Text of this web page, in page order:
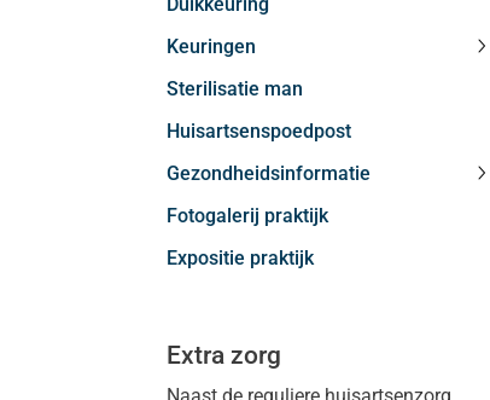
Keuringen
Sterilisatie man
Huisartsenspoedpost
Gezondheidsinformatie
Fotogalerij praktijk
Expositie praktijk
Extra zorg